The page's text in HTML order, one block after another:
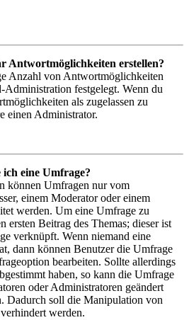
Antwortmöglichkeiten erstellen?
Anzahl von Antwortmöglichkeiten
festgelegt. Wenn du
als zugelassen zu
einen Administrator.
eine Umfrage?
können Umfragen nur vom
einem Moderator oder einem
werden. Um eine Umfrage zu
ersten Beitrag des Themas; dieser ist
verknüpft. Wenn niemand eine
dann können Benutzer die Umfrage
bearbeiten. Sollte allerdings
haben, so kann die Umfrage
oder Administratoren geändert
Dadurch soll die Manipulation von
werden.